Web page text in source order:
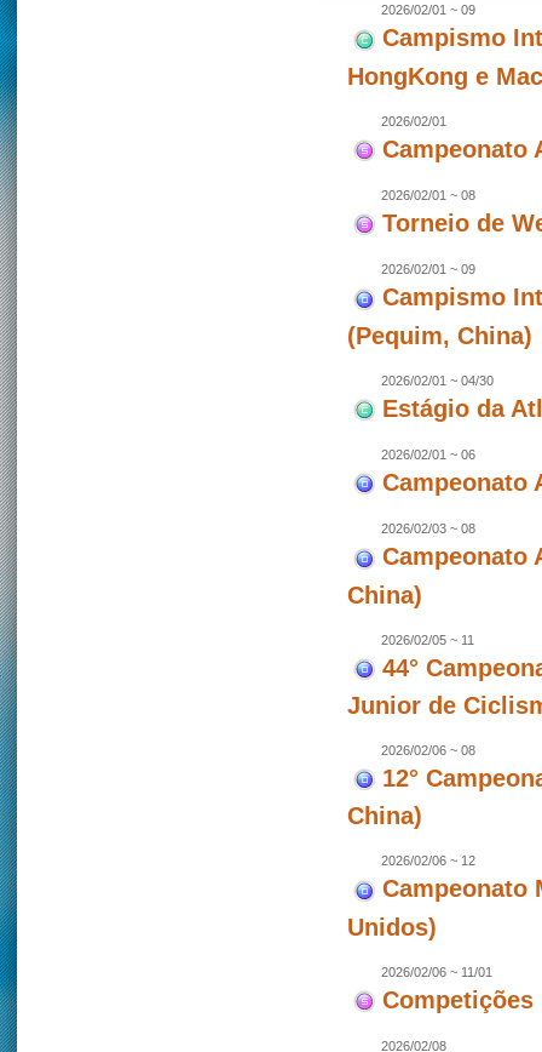
2026/02/01 ~ 09
Campismo
HongKong e
2026/02/01
Campeonato
2026/02/01 ~ 08
Torneio de
2026/02/01 ~ 09
Campismo
(Pequim, China)
2026/02/01 ~ 04/30
Estágio da
2026/02/01 ~ 06
Campeonato
2026/02/03 ~ 08
Campeonato
China)
2026/02/05 ~ 11
44°
Junior de
2026/02/06 ~ 08
12°
China)
2026/02/06 ~ 12
Campeonato
Unidos)
2026/02/06 ~ 11/01
Competições
2026/02/08